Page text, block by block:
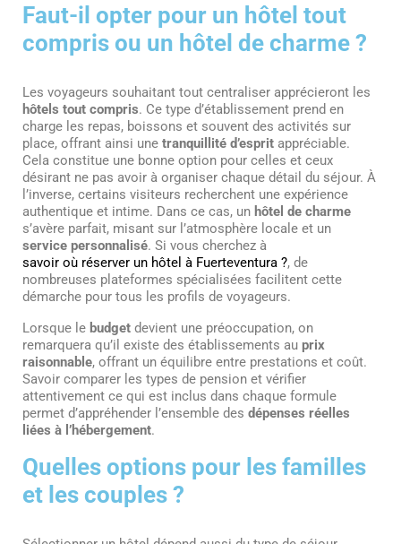
Faut-il opter pour un hôtel tout
compris ou un hôtel de charme ?
Les voyageurs souhaitant tout centraliser apprécieront les
hôtels tout compris. Ce type d’établissement prend en
charge les repas, boissons et souvent des activités sur
place, offrant ainsi une tranquillité d’esprit appréciable.
Cela constitue une bonne option pour celles et ceux
désirant ne pas avoir à organiser chaque détail du séjour. À
l’inverse, certains visiteurs recherchent une expérience
authentique et intime. Dans ce cas, un hôtel de charme
s’avère parfait, misant sur l’atmosphère locale et un
service personnalisé. Si vous cherchez à
savoir où réserver un hôtel à Fuerteventura ?, de
nombreuses plateformes spécialisées facilitent cette
démarche pour tous les profils de voyageurs.
Lorsque le budget devient une préoccupation, on
remarquera qu’il existe des établissements au prix
raisonnable, offrant un équilibre entre prestations et coût.
Savoir comparer les types de pension et vérifier
attentivement ce qui est inclus dans chaque formule
permet d’appréhender l’ensemble des dépenses réelles
liées à l’hébergement.
Quelles options pour les familles
et les couples ?